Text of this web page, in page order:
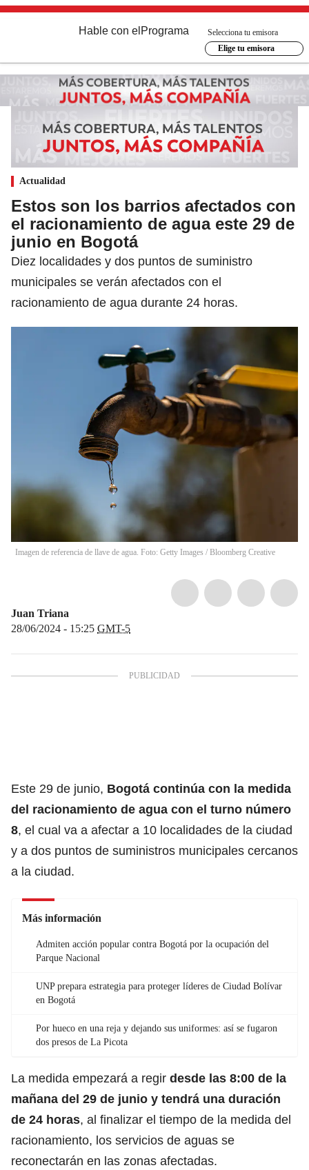
Hable con el Programa
Selecciona tu emisora
Elige tu emisora
Actualidad
Estos son los barrios afectados con
el racionamiento de agua este 29 de
junio en Bogotá
Diez localidades y dos puntos de suministro
municipales se verán afectados con el
racionamiento de agua durante 24 horas.
Imagen de referencia de llave de agua. Foto: Getty Images / Bloomberg Creative
Juan Triana
28/06/2024 - 15:25 GMT-5
Este 29 de junio, Bogotá continúa con la medida
del racionamiento de agua con el turno número
8, el cual va a afectar a 10 localidades de la ciudad
y a dos puntos de suministros municipales cercanos
a la ciudad.
Más información
Admiten acción popular contra Bogotá por la ocupación del
Parque Nacional
UNP prepara estrategia para proteger líderes de Ciudad Bolívar
en Bogotá
Por hueco en una reja y dejando sus uniformes: así se fugaron
dos presos de La Picota
La medida empezará a regir desde las 8:00 de la
mañana del 29 de junio y tendrá una duración
de 24 horas, al finalizar el tiempo de la medida del
racionamiento, los servicios de aguas se
reconectarán en las zonas afectadas.